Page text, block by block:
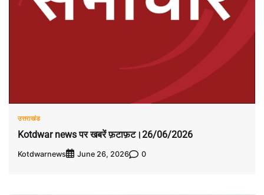
उत्तराखंड
Kotdwar news पर खबरें फ़टाफ़ट।26/06/2026
Kotdwarnews June 26, 2026 0